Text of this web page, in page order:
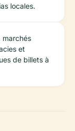
locales.
marchés
et
de billets à